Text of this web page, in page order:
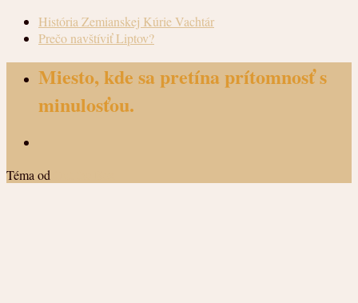
História Zemianskej Kúrie Vachtár
Prečo navštíviť Liptov?
Miesto, kde sa pretína prítomnosť s
minulosťou.
Téma od